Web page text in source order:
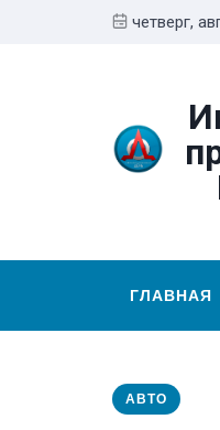
четверг,
ГЛАВНАЯ
АВТО